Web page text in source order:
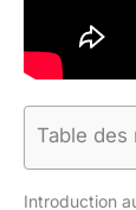
Table des
Introduction